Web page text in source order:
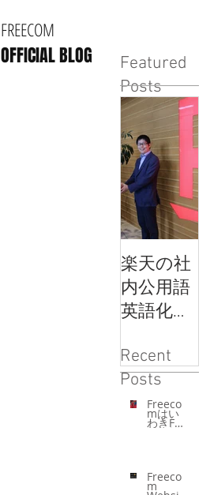
FREECOM
OFFICIAL BLOG
Featured
Posts
楽天の社
内公用語
英語化メ
Freecom
の学習サ
ポートが
コラボレ
Recent
Posts
Freeco
mはい
わきFC
を応援
Freeco
m